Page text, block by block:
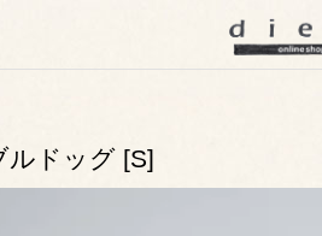
ルドッグ [S]